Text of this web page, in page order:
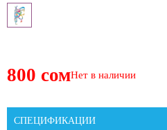
800 сомНет в наличии
СПЕЦИФИКАЦИИ